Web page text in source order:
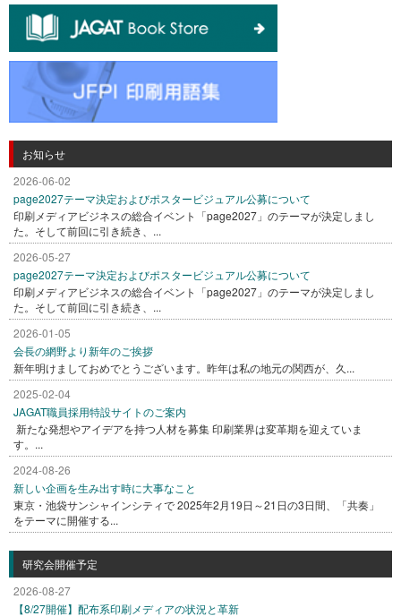
お知らせ
2026-06-02
page2027テーマ決定およびポスタービジュアル公募について
印刷メディアビジネスの総合イベント「page2027」のテーマが決定しまし
た。そして前回に引き続き、...
2026-05-27
page2027テーマ決定およびポスタービジュアル公募について
印刷メディアビジネスの総合イベント「page2027」のテーマが決定しまし
た。そして前回に引き続き、...
2026-01-05
会長の網野より新年のご挨拶
新年明けましておめでとうございます。昨年は私の地元の関西が、久...
2025-02-04
JAGAT職員採用特設サイトのご案内
新たな発想やアイデアを持つ人材を募集 印刷業界は変革期を迎えていま
す。...
2024-08-26
新しい企画を生み出す時に大事なこと
東京・池袋サンシャインシティで 2025年2月19日～21日の3日間、「共奏」
をテーマに開催する...
研究会開催予定
2026-08-27
【8/27開催】配布系印刷メディアの状況と革新